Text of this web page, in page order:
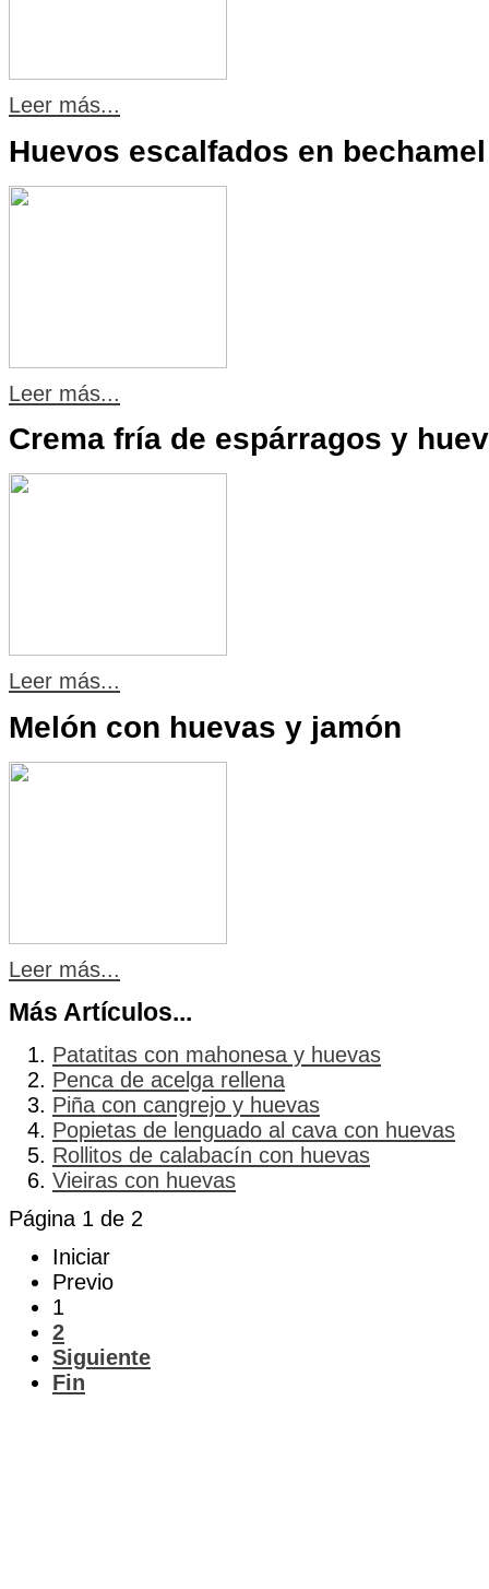
Leer más...
Huevos escalfados en
Leer más...
Crema fría de espárragos y
Leer más...
Melón con huevas y jamón
Leer más...
Más Artículos...
Patatitas con mahonesa y huevas
Penca de acelga rellena
Piña con cangrejo y huevas
Popietas de lenguado al cava con huevas
Rollitos de calabacín con huevas
Vieiras con huevas
Página 1 de 2
Iniciar
Previo
1
2
Siguiente
Fin